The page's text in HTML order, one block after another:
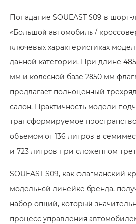
Попадание SOUEAST S09 в
«Большой автомобиль /
ключевых характеристиках
данной категории. При длине
мм и колесной базе 2850 мм
предлагает полноценный
салон. Практичность модели
трансформируемое
объемом от 136 литров в
и 723 литров при сложенном
SOUEAST S09, как флагманский
модельной линейке бренда,
набор опций, который
процесс управления